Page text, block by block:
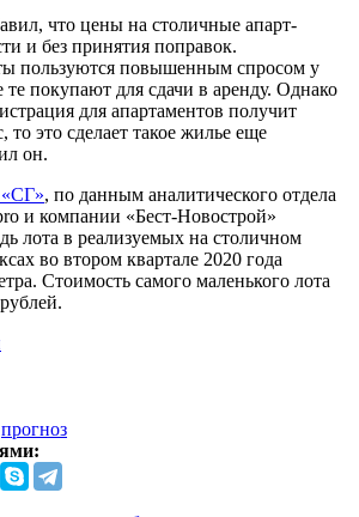
что цены на столичные апарт-
и без принятия поправок.
пользуются повышенным спросом у
те покупают для сдачи в аренду. Однако
для апартаментов получит
это сделает такое жилье еще
он.
, по данным аналитического отдела
и компании «Бест-Новострой»
лота в реализуемых на столичном
во втором квартале 2020 года
Стоимость самого маленького лота
прогноз